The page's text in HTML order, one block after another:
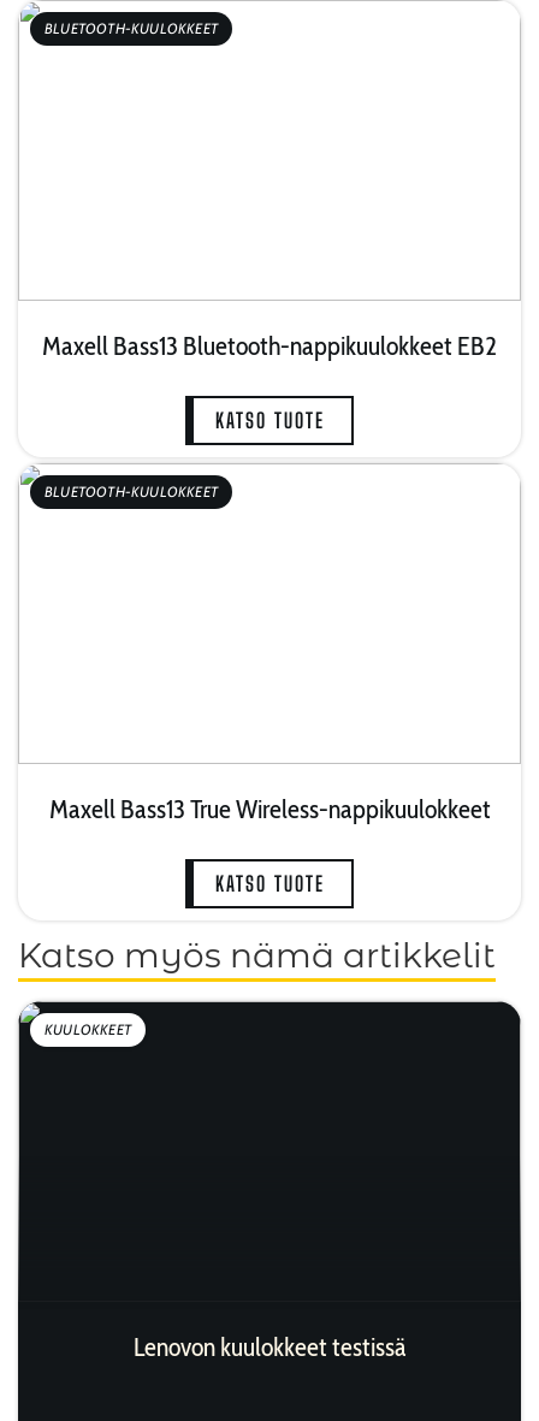
BLUETOOTH-KUULOKKEET
Maxell Bass13 Bluetooth-nappikuulokkeet EB2
KATSO TUOTE
BLUETOOTH-KUULOKKEET
Maxell Bass13 True Wireless-nappikuulokkeet
KATSO TUOTE
Katso myös nämä artikkelit
KUULOKKEET
Lenovon kuulokkeet testissä